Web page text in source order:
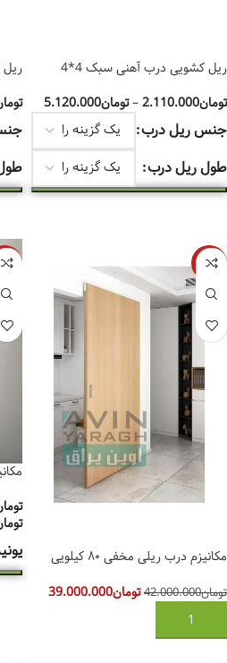
ریل کشویی درب آهنی سبک 4*4
تومان2.110.000
–تومان5.120.000
جنس ریل درب
طول ریل درب
ریل
-7%
مکانیزم درب ریلی مخفی ۸۰ کیلویی
تومان42.000.000 تومان39.000.000
افزودن به سبد خرید
-20%